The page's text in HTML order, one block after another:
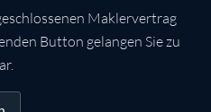
Maklervertrag
Button gelangen Sie zu